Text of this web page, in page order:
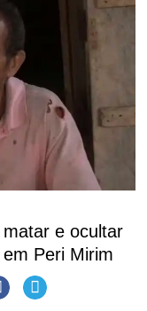
e ocultar
Peri Mirim